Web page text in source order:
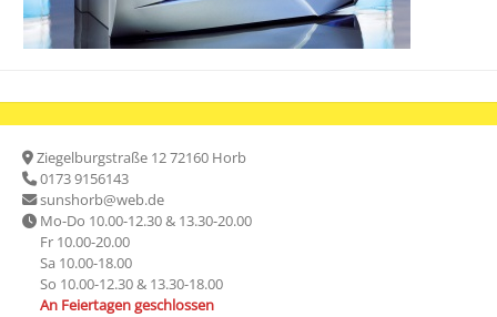
Ziegelburgstraße 12 72160 Horb
0173 9156143
sunshorb@web.de
Mo-Do 10.00-12.30 & 13.30-20.00
Fr 10.00-20.00
Sa 10.00-18.00
So 10.00-12.30 & 13.30-18.00
An Feiertagen geschlossen